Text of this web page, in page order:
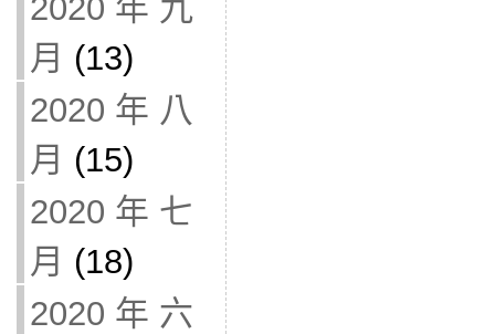
2020 年 九
月 (13)
2020 年 八
月 (15)
2020 年 七
月 (18)
2020 年 六